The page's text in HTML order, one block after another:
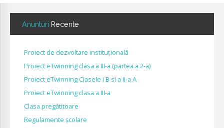
Anunturi Recente
Proiect de dezvoltare instituțională
Proiect eTwinning clasa a III-a (partea a 2-a)
Proiect eTwinning Clasele I B si a II-a A
Proiect eTwinning clasa a III-a
Clasa pregătitoare
Regulamente școlare